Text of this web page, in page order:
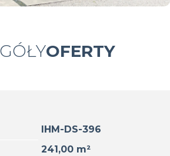
OFERTY
IHM-DS-396
241,00 m²